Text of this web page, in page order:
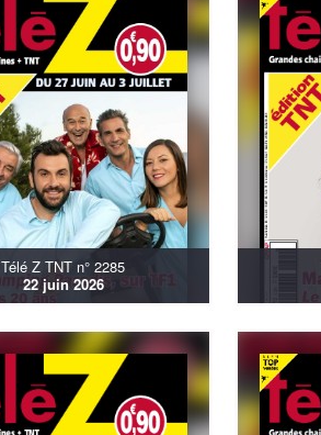
Télé Z TNT n° 2285
22 juin 2026